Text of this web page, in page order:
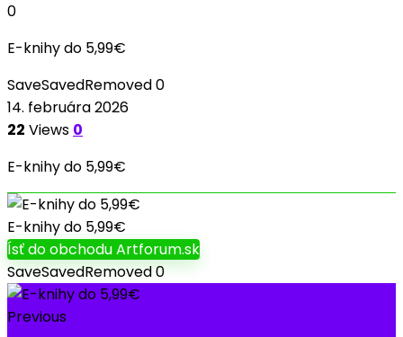
0
E-knihy do 5,99€
SaveSavedRemoved0
14. februára 2026
22 Views 0
E-knihy do 5,99€
E-knihy do 5,99€
Ísť do obchodu Artforum.sk
SaveSavedRemoved0
Previous